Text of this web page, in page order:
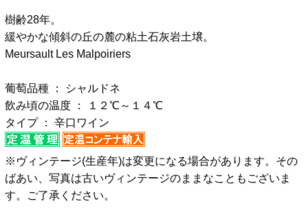
樹齢28年。
緩やかな傾斜の丘の麓の粘土石灰岩土壌。
Meursault Les Malpoiriers
葡萄品種 ： シャルドネ
飲み頃の温度 ： １２℃～１４℃
タイプ ： 辛口ワイン
※ヴィンテージ(生産年)は変更になる場合があります。その
ばあい、写真は古いヴィンテージのままなこともございま
す。ご了承ください。